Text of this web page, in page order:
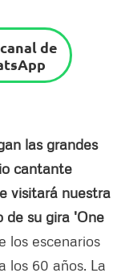
de
las grandes
cantante
visitará nuestra
de su gira 'One
los escenarios
los 60 años. La